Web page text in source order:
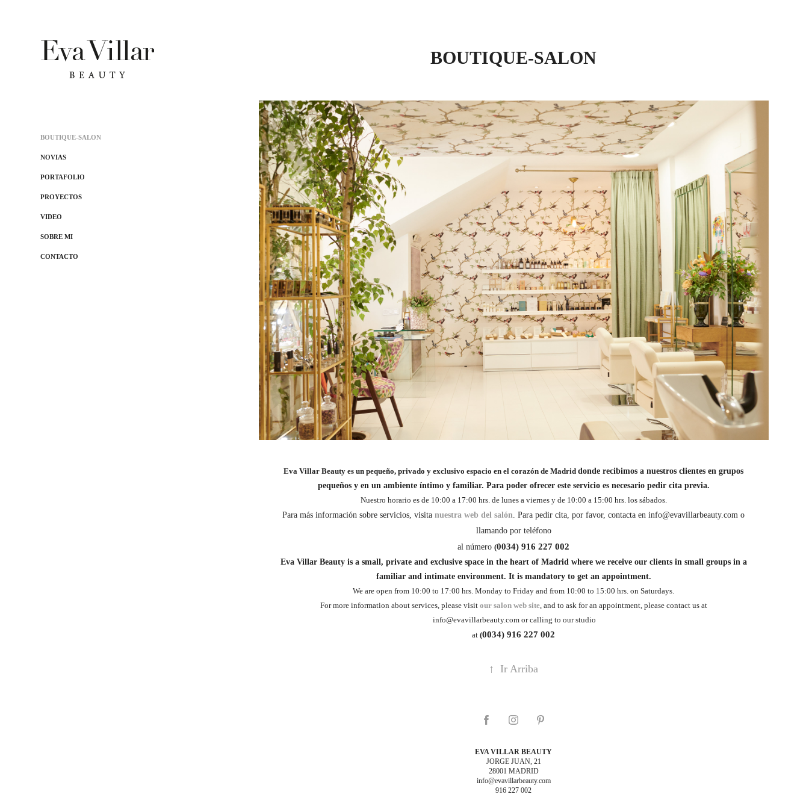
BOUTIQUE-SALON
NOVIAS
PORTAFOLIO
PROYECTOS
VIDEO
SOBRE MI
CONTACTO
BOUTIQUE-SALON
Eva Villar Beauty es un pequeño, privado y exclusivo espacio en el corazón de Madriddonde recibimos a nuestros clientes en grupos
pequeños y en un ambiente íntimo y familiar. Para poder ofrecer este servicio es necesario pedir cita previa.
Nuestro horario es de 10:00 a 17:00 hrs. de lunes a viernes y de 10:00 a 15:00 hrs. los sábados.
Para más información sobre servicios, visita nuestra web del salón. Para pedir cita, por favor, contacta en info@evavillarbeauty.com o
llamando por teléfono
al número(0034) 916 227 002
Eva Villar Beauty is a small, private and exclusive space in the heart of Madrid where we receive our clients in small groups in a
familiar and intimate environment. It is mandatory to get an appointment.
We are open from 10:00 to 17:00 hrs. Monday to Friday and from 10:00 to 15:00 hrs. on Saturdays.
For more information about services, please visit our salon web site, and to ask for an appointment, please contact us at
info@evavillarbeauty.com or calling to our studio
at(0034) 916 227 002
↑ Ir Arriba
EVA VILLAR BEAUTY
JORGE JUAN, 21
28001 MADRID
info@evavillarbeauty.com
916 227 002